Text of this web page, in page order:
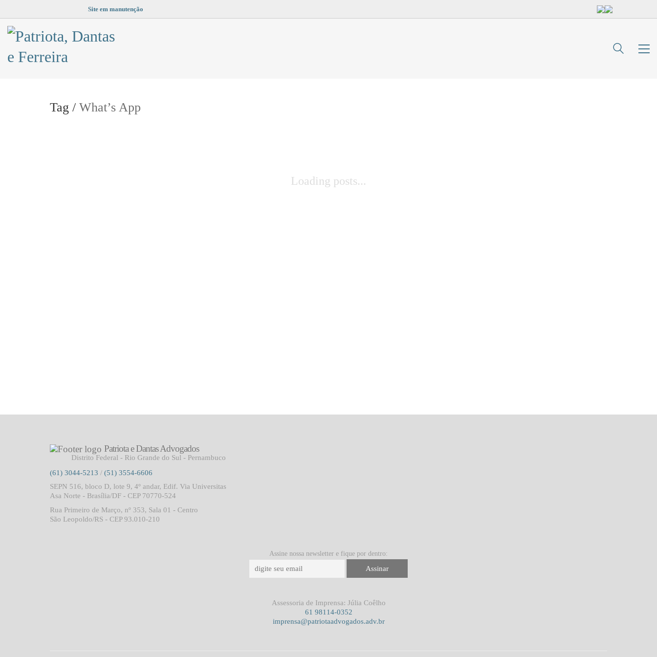
Site em manutenção
Tag / What’s App
Loading posts...
Patriota e Dantas Advogados
Distrito Federal - Rio Grande do Sul - Pernambuco
(61) 3044-5213 / (51) 3554-6606
SEPN 516, bloco D, lote 9, 4º andar, Edif. Via Universitas
Asa Norte - Brasília/DF - CEP 70770-524
Rua Primeiro de Março, nº 353, Sala 01 - Centro
São Leopoldo/RS - CEP 93.010-210
Assine nossa newsletter e fique por dentro:
Assessoria de Imprensa: Júlia Coêlho
61 98114-0352
imprensa@patriotaadvogados.adv.br